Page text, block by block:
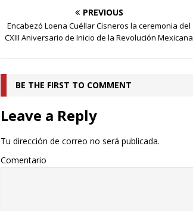
PREVIOUS
Encabezó Loena Cuéllar Cisneros la ceremonia del
CXIII Aniversario de Inicio de la Revolución Mexicana
BE THE FIRST TO COMMENT
Leave a Reply
Tu dirección de correo no será publicada.
Comentario